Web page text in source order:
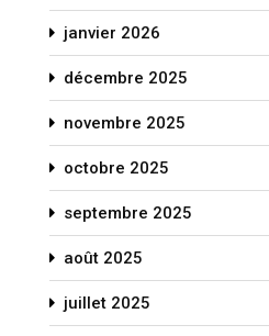
janvier 2026
décembre 2025
novembre 2025
octobre 2025
septembre 2025
août 2025
juillet 2025